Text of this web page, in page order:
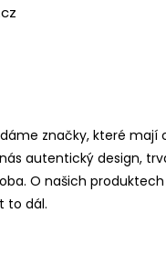
značky, které mají
autentický design,
O našich
to dál.